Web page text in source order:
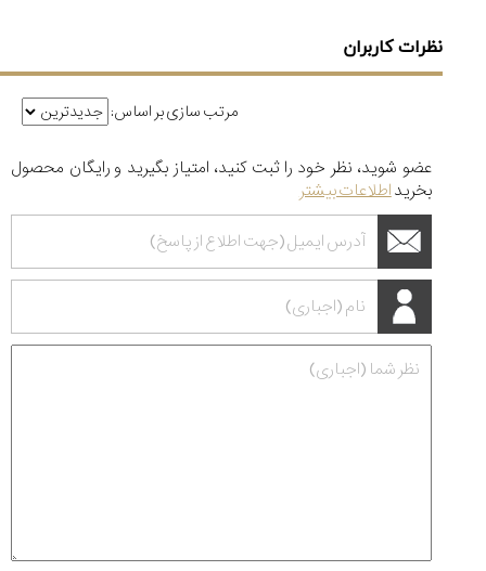
نظرات کاربران
مرتب سازی بر اساس:
عضو شوید، نظر خود را ثبت کنید، امتیاز بگیرید و رایگان محصول
بخریداطلاعات بیشتر